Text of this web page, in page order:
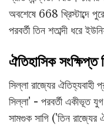
অবশেষে 668 খ্রিস্টাব্দে
পরবর্তী তিন শতাব্দী ধরে
ঐতিহাসিক সংক্ষিপ্ত
সিল্লা রাজ্যের ঐতিহ্যবাহী
সিল্লা' - পরবর্তী একীভূত
সামগুক সাগি ('তিন রাজ্যের